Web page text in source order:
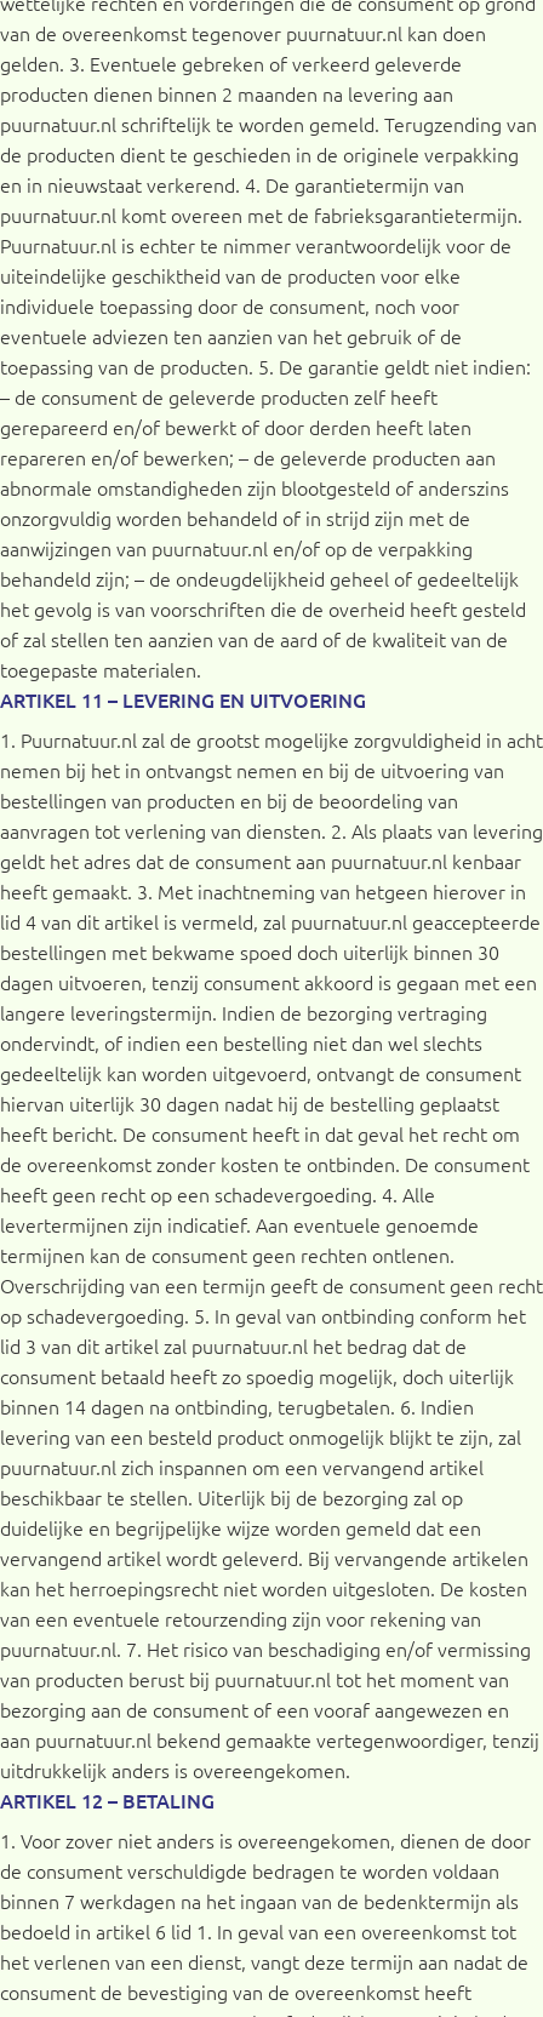
van de overeenkomst tegenover puurnatuur.nl kan doen
gelden. 3. Eventuele gebreken of verkeerd geleverde
producten dienen binnen 2 maanden na levering aan
puurnatuur.nl schriftelijk te worden gemeld. Terugzending van
de producten dient te geschieden in de originele verpakking
en in nieuwstaat verkerend. 4. De garantietermijn van
puurnatuur.nl komt overeen met de fabrieksgarantietermijn.
Puurnatuur.nl is echter te nimmer verantwoordelijk voor de
uiteindelijke geschiktheid van de producten voor elke
individuele toepassing door de consument, noch voor
eventuele adviezen ten aanzien van het gebruik of de
toepassing van de producten. 5. De garantie geldt niet indien:
– de consument de geleverde producten zelf heeft
gerepareerd en/of bewerkt of door derden heeft laten
repareren en/of bewerken; – de geleverde producten aan
abnormale omstandigheden zijn blootgesteld of anderszins
onzorgvuldig worden behandeld of in strijd zijn met de
aanwijzingen van puurnatuur.nl en/of op de verpakking
behandeld zijn; – de ondeugdelijkheid geheel of gedeeltelijk
het gevolg is van voorschriften die de overheid heeft gesteld
of zal stellen ten aanzien van de aard of de kwaliteit van de
toegepaste materialen.
ARTIKEL 11 – LEVERING EN UITVOERING
1. Puurnatuur.nl zal de grootst mogelijke zorgvuldigheid in acht
nemen bij het in ontvangst nemen en bij de uitvoering van
bestellingen van producten en bij de beoordeling van
aanvragen tot verlening van diensten. 2. Als plaats van levering
geldt het adres dat de consument aan puurnatuur.nl kenbaar
heeft gemaakt. 3. Met inachtneming van hetgeen hierover in
lid 4 van dit artikel is vermeld, zal puurnatuur.nl geaccepteerde
bestellingen met bekwame spoed doch uiterlijk binnen 30
dagen uitvoeren, tenzij consument akkoord is gegaan met een
langere leveringstermijn. Indien de bezorging vertraging
ondervindt, of indien een bestelling niet dan wel slechts
gedeeltelijk kan worden uitgevoerd, ontvangt de consument
hiervan uiterlijk 30 dagen nadat hij de bestelling geplaatst
heeft bericht. De consument heeft in dat geval het recht om
de overeenkomst zonder kosten te ontbinden. De consument
heeft geen recht op een schadevergoeding. 4. Alle
levertermijnen zijn indicatief. Aan eventuele genoemde
termijnen kan de consument geen rechten ontlenen.
Overschrijding van een termijn geeft de consument geen recht
op schadevergoeding. 5. In geval van ontbinding conform het
lid 3 van dit artikel zal puurnatuur.nl het bedrag dat de
consument betaald heeft zo spoedig mogelijk, doch uiterlijk
binnen 14 dagen na ontbinding, terugbetalen. 6. Indien
levering van een besteld product onmogelijk blijkt te zijn, zal
puurnatuur.nl zich inspannen om een vervangend artikel
beschikbaar te stellen. Uiterlijk bij de bezorging zal op
duidelijke en begrijpelijke wijze worden gemeld dat een
vervangend artikel wordt geleverd. Bij vervangende artikelen
kan het herroepingsrecht niet worden uitgesloten. De kosten
van een eventuele retourzending zijn voor rekening van
puurnatuur.nl. 7. Het risico van beschadiging en/of vermissing
van producten berust bij puurnatuur.nl tot het moment van
bezorging aan de consument of een vooraf aangewezen en
aan puurnatuur.nl bekend gemaakte vertegenwoordiger, tenzij
uitdrukkelijk anders is overeengekomen.
ARTIKEL 12 – BETALING
1. Voor zover niet anders is overeengekomen, dienen de door
de consument verschuldigde bedragen te worden voldaan
binnen 7 werkdagen na het ingaan van de bedenktermijn als
bedoeld in artikel 6 lid 1. In geval van een overeenkomst tot
het verlenen van een dienst, vangt deze termijn aan nadat de
consument de bevestiging van de overeenkomst heeft